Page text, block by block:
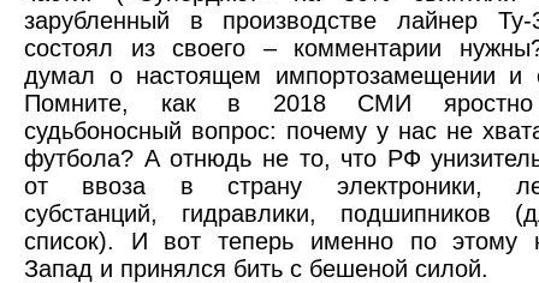
зарубленный в производстве лайнер
состоял из своего – комментарии
думал о настоящем импортозамещении и
Помните, как в 2018 СМИ яростно
судьбоносный вопрос: почему у нас не
футбола? А отнюдь не то, что РФ
от ввоза в страну электроники,
субстанций, гидравлики, подшипников
список). И вот теперь именно по этому
Запад и принялся бить с бешеной силой.